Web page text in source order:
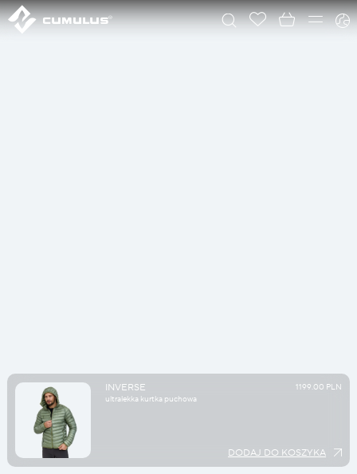
INVERSE
ultralekka kurtka puchowa
1199.00 PLN
DODAJ DO KOSZYKA